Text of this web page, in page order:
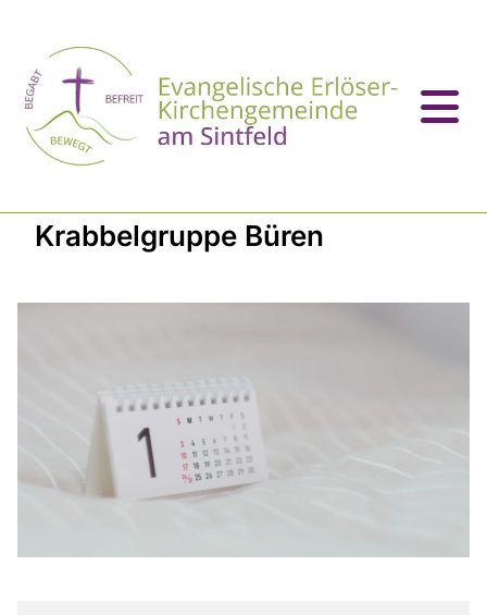
Krabbelgruppe Büren